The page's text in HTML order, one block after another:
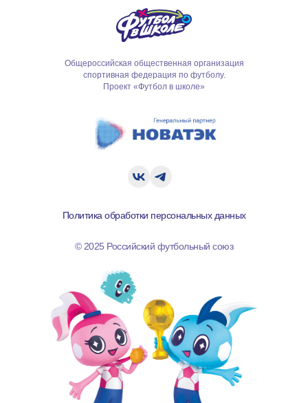
Общероссийская общественная организация
спортивная федерация по футболу.
Проект «Футбол в школе»
© 2025 Российский футбольный союз
Политика обработки персональных данных